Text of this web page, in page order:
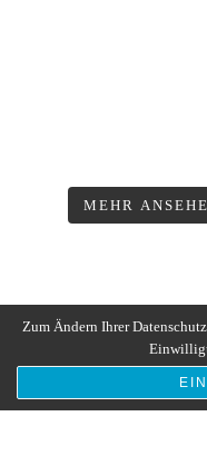
MEHR
Zum Ändern Ihrer